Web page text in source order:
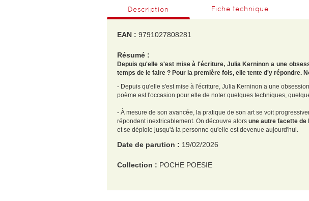
Description Fiche technique
EAN : 9791027808281
Résumé :
Depuis qu'elle s'est mise à l'écriture, Julia Kerninon a une
temps de le faire ? Pour la première fois, elle tente d'y répondre.
- Depuis qu'elle s'est mise à l'écriture, Julia Kerninon a une
poème est l'occasion pour elle de noter quelques techniques,
- À mesure de son avancée, la pratique de son art se voit
répondent inextricablement. On découvre alors une autre facette
et se déploie jusqu'à la personne qu'elle est devenue aujourd'hui.
Date de parution : 19/02/2026
Collection : POCHE POESIE